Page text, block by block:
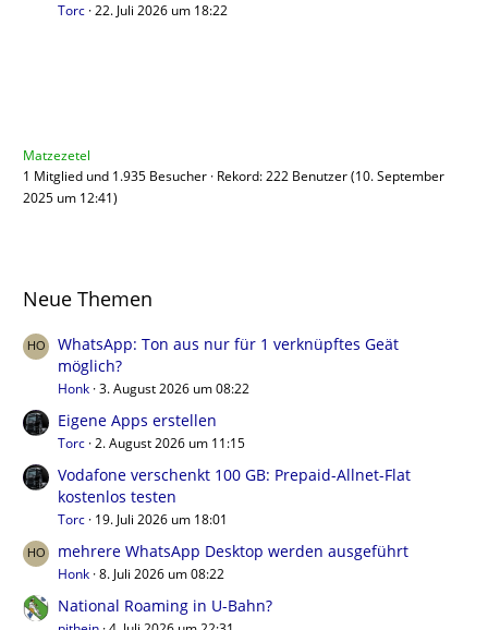
Torc 22. Juli 2026 um 18:22
Matzezetel
1 Mitglied und 1.935 Besucher Rekord: 222 Benutzer (10. September
2025 um 12:41)
Neue Themen
WhatsApp: Ton aus nur für 1 verknüpftes Geät
möglich?
Honk 3. August 2026 um 08:22
Eigene Apps erstellen
Torc 2. August 2026 um 11:15
Vodafone verschenkt 100 GB: Prepaid-Allnet-Flat
kostenlos testen
Torc 19. Juli 2026 um 18:01
mehrere WhatsApp Desktop werden ausgeführt
Honk 8. Juli 2026 um 08:22
National Roaming in U-Bahn?